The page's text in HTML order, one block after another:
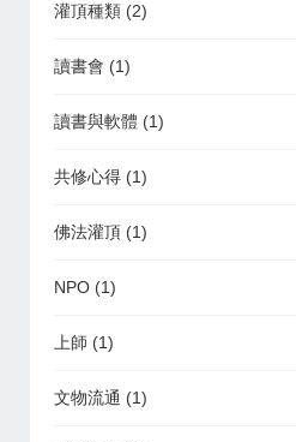
灌頂種類 (2)
讀書會 (1)
讀書與軟體 (1)
共修心得 (1)
佛法灌頂 (1)
NPO (1)
上師 (1)
文物流通 (1)